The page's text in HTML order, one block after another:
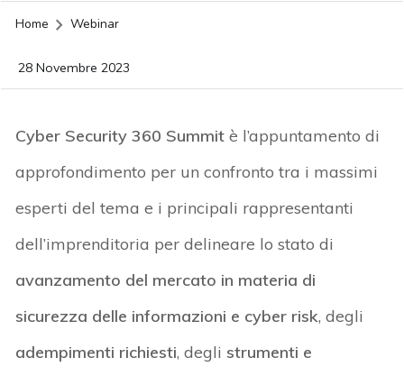
Home Webinar
28 Novembre 2023
Cyber Security 360 Summit è l’appuntamento di
approfondimento per un confronto tra i massimi
esperti del tema e i principali rappresentanti
dell’imprenditoria per delineare lo stato di
avanzamento del mercato in materia di
sicurezza delle informazioni e cyber risk, degli
adempimenti richiesti, degli strumenti e